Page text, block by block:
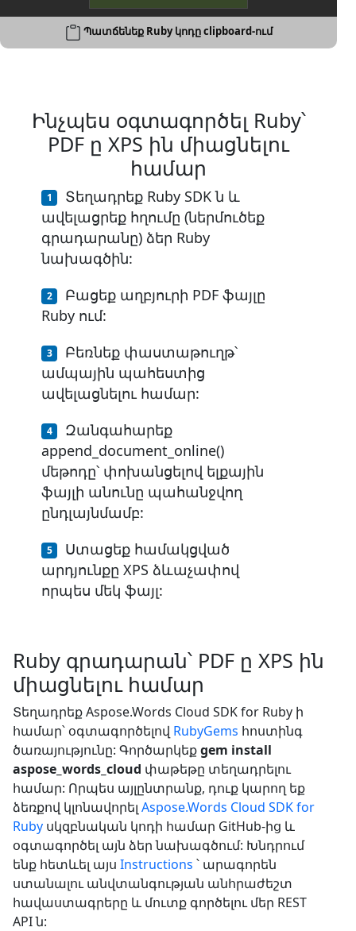
Պատճենեք Ruby կոդը clipboard-ում
Ինչպես օգտագործել Ruby՝
PDF ը XPS ին միացնելու
համար
Տեղադրեք Ruby SDK ն և
ավելացրեք հղումը (ներմուծեք
գրադարանը) ձեր Ruby
նախագծին:
Բացեք աղբյուրի PDF ֆայլը
Ruby ում:
Բեռնեք փաստաթուղթ՝
ամպային պահեստից
ավելացնելու համար:
Զանգահարեք
append_document_online()
մեթոդը՝ փոխանցելով ելքային
ֆայլի անունը պահանջվող
ընդլայնմամբ:
Ստացեք համակցված
արդյունքը XPS ձևաչափով
որպես մեկ ֆայլ:
Ruby գրադարան՝ PDF ը XPS ին
միացնելու համար
Տեղադրեք Aspose.Words Cloud SDK for Ruby ի
համար՝ օգտագործելով RubyGems հոստինգ
ծառայությունը: Գործարկեքgem install
aspose_words_cloud փաթեթը տեղադրելու
համար: Որպես այլընտրանք, դուք կարող եք
ձեռքով կլոնավորել Aspose.Words Cloud SDK for
Ruby սկզբնական կոդի համար GitHub-ից և
օգտագործել այն ձեր նախագծում: Խնդրում
ենք հետևել այս Instructions ՝ արագորեն
ստանալու անվտանգության անհրաժեշտ
հավաստագրերը և մուտք գործելու մեր REST
API ն: